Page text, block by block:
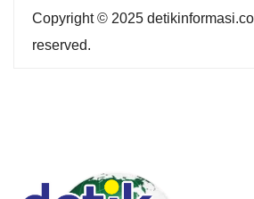
Copyright © 2025
reserved.